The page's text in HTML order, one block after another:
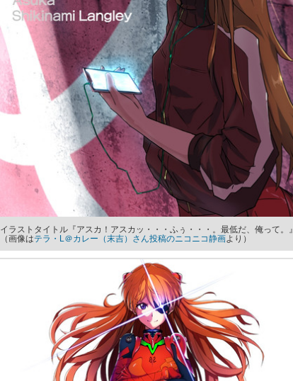
イラストタイトル『アスカ！アスカッ・・・ふぅ・・・。最低だ、俺って。』
（画像はテラ・L＠カレー（末吉）さん投稿のニコニコ静画より）